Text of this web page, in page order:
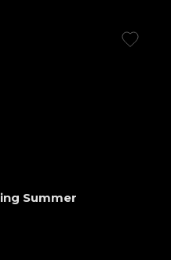
Summer